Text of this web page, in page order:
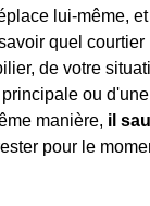
lui-même,
quel
de votre
ou
manière, il
pour le